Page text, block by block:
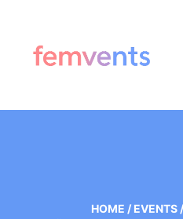
HOME / EVENTS /